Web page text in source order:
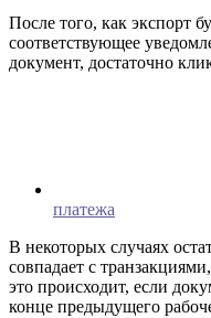
После того, как экспорт
соответствующее
документ, достаточно
платежа
В некоторых случаях
совпадает с
это происходит, если
конце предыдущего